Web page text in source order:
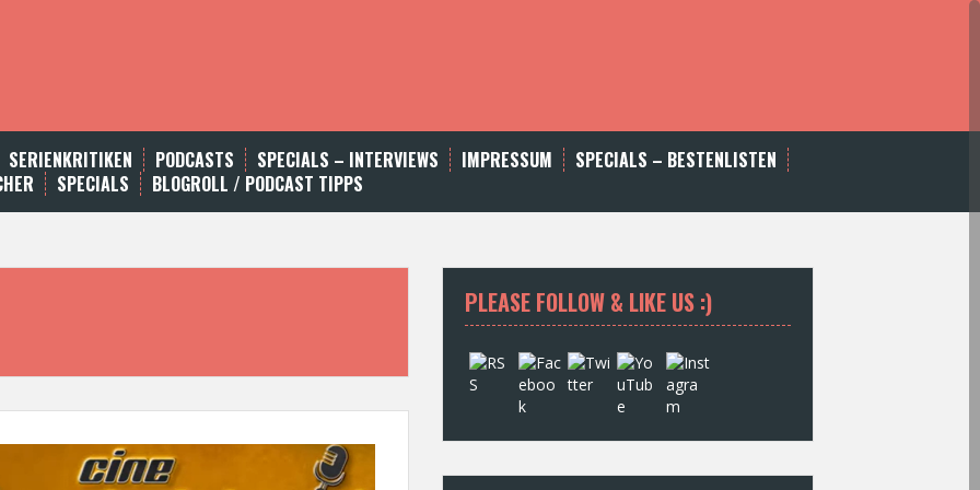
SERIENKRITIKEN PODCASTS SPECIALS – INTERVIEWS IMPRESSUM
SPECIALS – BESTENLISTEN
SPECIALS BLOGROLL / PODCAST TIPPS
PLEASE FOLLOW & LIKE US :)